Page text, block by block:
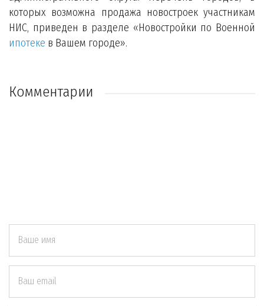
которых возможна продажа новостроек участникам
НИС, приведен в разделе «Новостройки по Военной
ипотеке в Вашем городе».
Комментарии
Ваше имя
Ваш email